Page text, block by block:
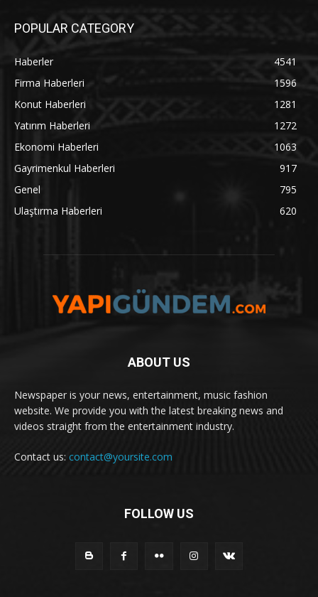
POPULAR CATEGORY
Haberler
4541
Firma Haberleri
1596
Konut Haberleri
1281
Yatırım Haberleri
1272
Ekonomi Haberleri
1063
Gayrimenkul Haberleri
917
Genel
795
Ulaştırma Haberleri
620
ABOUT US
Newspaper is your news, entertainment, music fashion
website. We provide you with the latest breaking news and
videos straight from the entertainment industry.
Contact us: contact@yoursite.com
FOLLOW US